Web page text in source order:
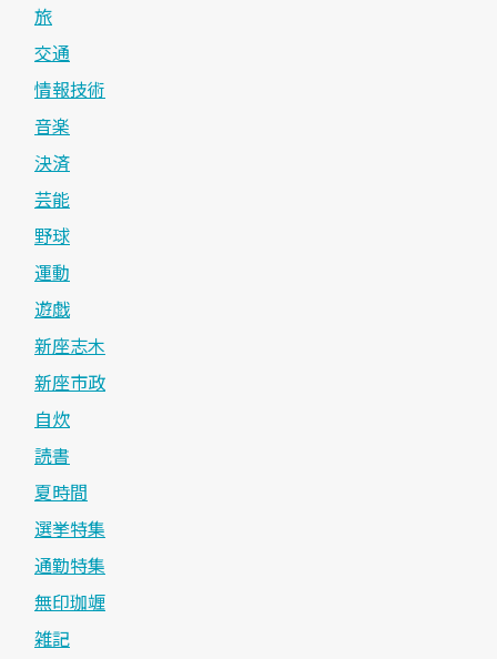
旅
交通
情報技術
音楽
決済
芸能
野球
運動
遊戯
新座志木
新座市政
自炊
読書
夏時間
選挙特集
通勤特集
無印珈竰
雑記